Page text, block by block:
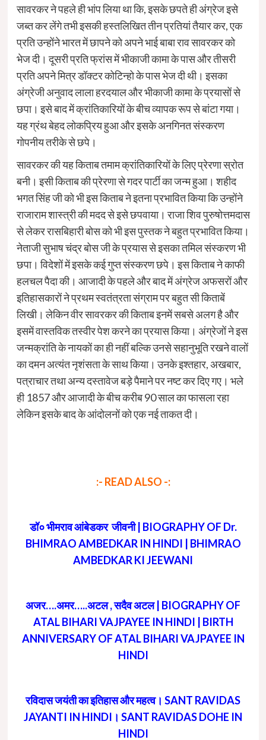
सावरकर ने पहले ही भांप लिया था कि, इसके छपते ही अंग्रेज इसे
जब्त कर लेंगे तभी इसकी हस्तलिखित तीन प्रतियां तैयार कर, एक
प्रति उन्होंने भारत में छापने को अपने भाई बाबा राव सावरकर को
भेज दी। दूसरी प्रति फ्रांस में भीकाजी कामा के पास और तीसरी
प्रति अपने मित्र डॉक्टर कोटिन्हो के पास भेज दी थी। इसका
अंग्रेजी अनुवाद लाला हरदयाल और भीकाजी कामा के प्रयासों से
छपा। इसे बाद में क्रांतिकारियों के बीच व्यापक रूप से बांटा गया।
यह ग्रंथ बेहद लोकप्रिय हुआ और इसके अनगिनत संस्करण
गोपनीय तरीके से छपे।
सावरकर की यह किताब तमाम क्रांतिकारियों के लिए प्रेरणा स्रोत
बनी। इसी किताब की प्रेरणा से गदर पार्टी का जन्म हुआ। शहीद
भगत सिंह जी को भी इस किताब ने इतना प्रभावित किया कि उन्होंने
राजाराम शास्त्री की मदद से इसे छपवाया। राजा शिव पुरुषोत्तमदास
से लेकर रासबिहारी बोस को भी इस पुस्तक ने बहुत प्रभावित किया।
नेताजी सुभाष चंद्र बोस जी के प्रयास से इसका तमिल संस्करण भी
छपा। विदेशों में इसके कई गुप्त संस्करण छपे। इस किताब ने काफी
हलचल पैदा की। आजादी के पहले और बाद में अंग्रेज अफसरों और
इतिहासकारों ने प्रथम स्वतंत्रता संग्राम पर बहुत सी किताबें
लिखी। लेकिन वीर सावरकर की किताब इनमें सबसे अलग है और
इसमें वास्तविक तस्वीर पेश करने का प्रयास किया। अंग्रेजों ने इस
जन्मक्रांति के नायकों का ही नहीं बल्कि उनसे सहानुभूति रखने वालों
का दमन अत्यंत नृशंसता के साथ किया। उनके इश्तहार, अखबार,
पत्राचार तथा अन्य दस्तावेज बड़े पैमाने पर नष्ट कर दिए गए। भले
ही 1857 और आजादी के बीच करीब 90 साल का फासला रहा
लेकिन इसके बाद के आंदोलनों को एक नई ताकत दी।
:- READ ALSO -:
डॉ० भीमराव आंबेडकर जीवनी | BIOGRAPHY OF Dr.
BHIMRAO AMBEDKAR IN HINDI | BHIMRAO
AMBEDKAR KI JEEWANI
अजर….अमर…..अटल , सदैव अटल | BIOGRAPHY OF
ATAL BIHARI VAJPAYEE IN HINDI | BIRTH
ANNIVERSARY OF ATAL BIHARI VAJPAYEE IN
HINDI
रविदास जयंती का इतिहास और महत्व। SANT RAVIDAS
JAYANTI IN HINDI। SANT RAVIDAS DOHE IN
HINDI